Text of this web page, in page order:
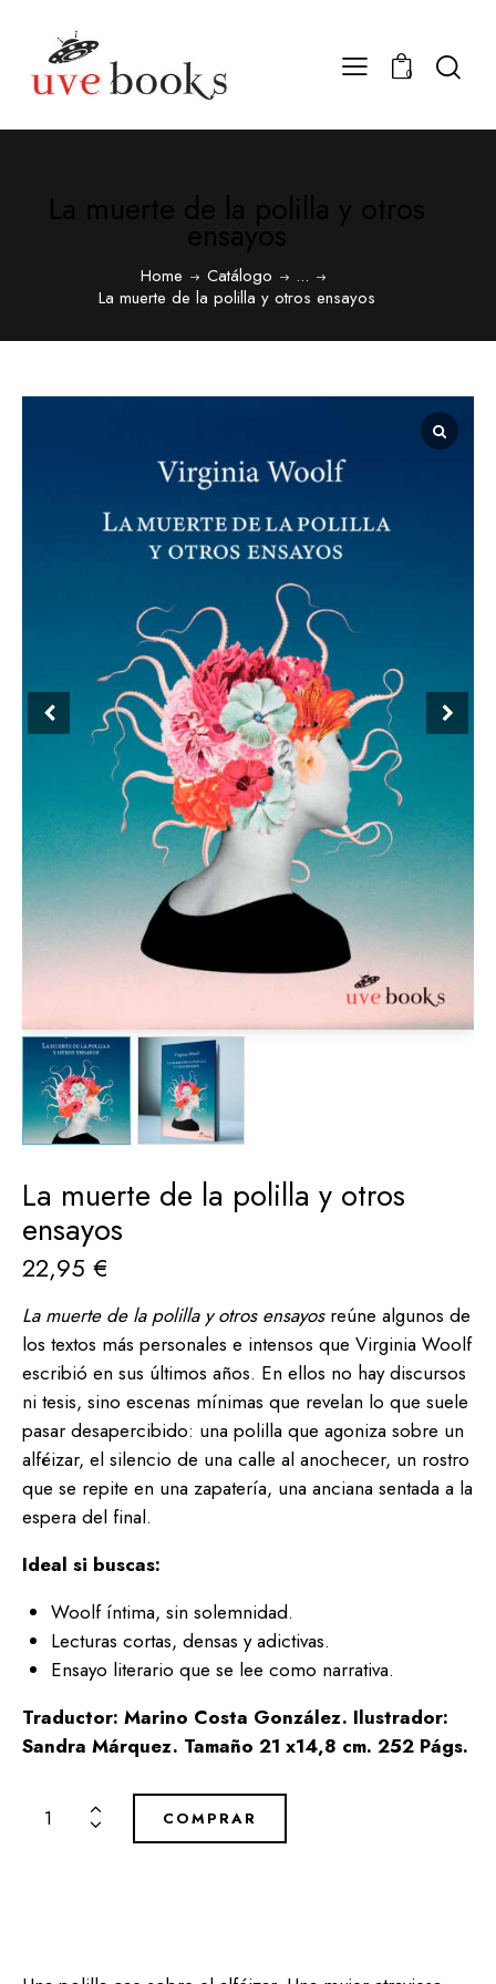
0
Home Catálogo
...
La muerte de la polilla y otros ensayos
La muerte de la polilla y otros
ensayos
22,95 €
La muerte de la polilla y otros ensayosreúne algunos de
los textos más personales e intensos que Virginia Woolf
escribió en sus últimos años. En ellos no hay discursos
ni tesis, sino escenas mínimas que revelan lo que suele
pasar desapercibido: una polilla que agoniza sobre un
alféizar, el silencio de una calle al anochecer, un rostro
que se repite en una zapatería, una anciana sentada a la
espera del final.
Ideal si buscas:
Woolf íntima, sin solemnidad.
Lecturas cortas, densas y adictivas.
Ensayo literario que se lee como narrativa.
Traductor: Marino Costa González. Ilustrador:
Sandra Márquez. Tamaño 21 x14,8 cm. 252 Págs.
COMPRAR